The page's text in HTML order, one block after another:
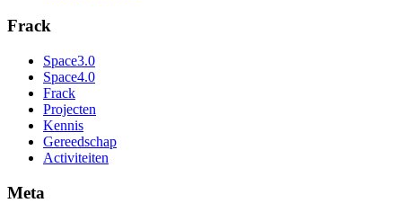
Frack
Space3.0
Space4.0
Frack
Projecten
Kennis
Gereedschap
Activiteiten
Meta